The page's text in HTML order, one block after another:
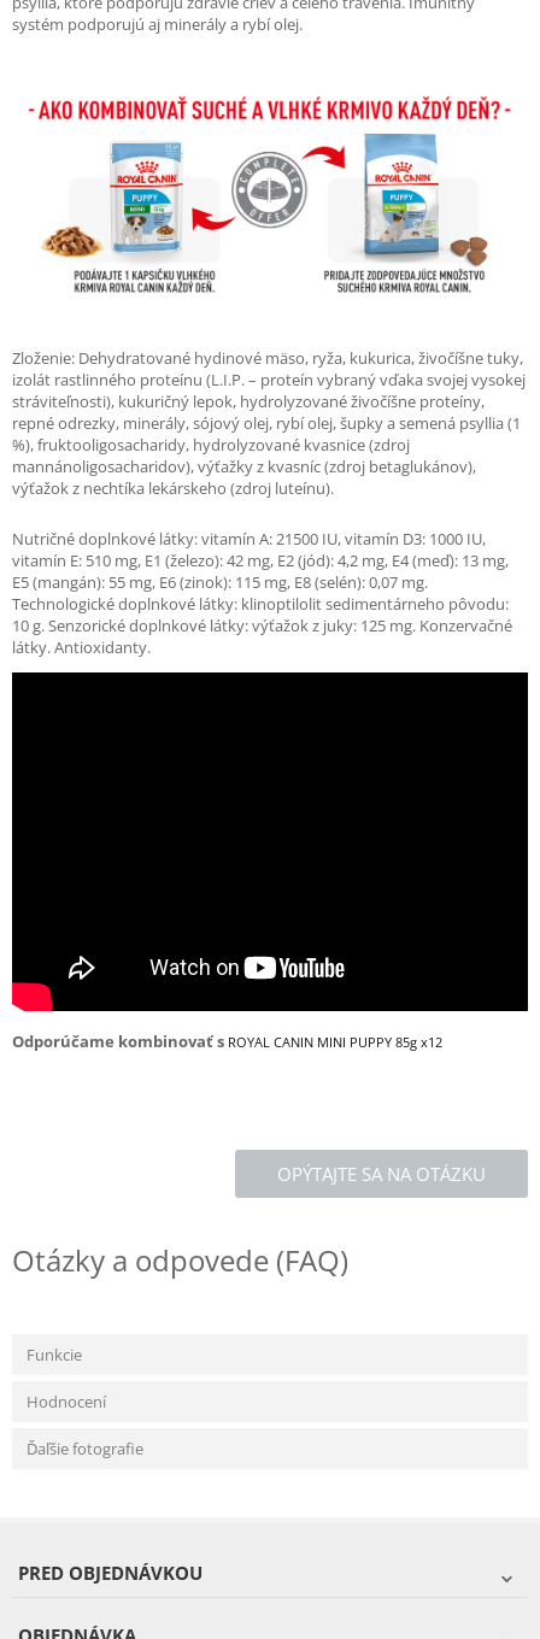
systém podporujú aj minerály a rybí olej.
Zloženie: Dehydratované hydinové mäso, ryža, kukurica, živočíšne tuky,
izolát rastlinného proteínu (L.I.P. – proteín vybraný vďaka svojej vysokej
stráviteľnosti), kukuričný lepok, hydrolyzované živočíšne proteíny,
repné odrezky, minerály, sójový olej, rybí olej, šupky a semená psyllia (1
%), fruktooligosacharidy, hydrolyzované kvasnice (zdroj
mannánoligosacharidov), výťažky z kvasníc (zdroj betaglukánov),
výťažok z nechtíka lekárskeho (zdroj luteínu).
Nutričné doplnkové látky: vitamín A: 21500 IU, vitamín D3: 1000 IU,
vitamín E: 510 mg, E1 (železo): 42 mg, E2 (jód): 4,2 mg, E4 (meď): 13 mg,
E5 (mangán): 55 mg, E6 (zinok): 115 mg, E8 (selén): 0,07 mg.
Technologické doplnkové látky: klinoptilolit sedimentárneho pôvodu:
10 g. Senzorické doplnkové látky: výťažok z juky: 125 mg. Konzervačné
látky. Antioxidanty.
Odporúčame kombinovať s ROYAL CANIN MINI PUPPY 85g x12
OPÝTAJTE SA NA OTÁZKU
Otázky a odpovede (FAQ)
Funkcie
Hodnocení
Ďaľšie fotografie
PRED OBJEDNÁVKOU